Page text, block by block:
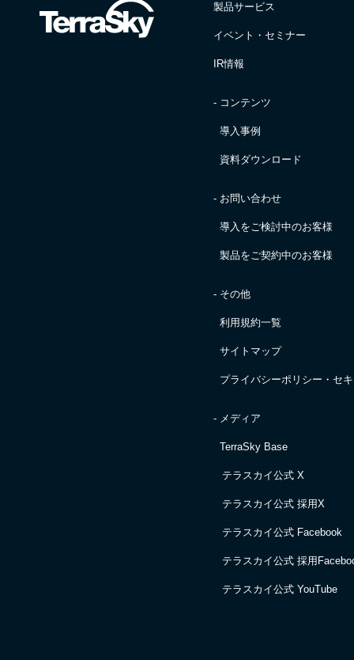
製品サービス
イベント・セミナー
IR情報
- コンテンツ
導入事例
資料ダウンロード
- お問い合わせ
導入をご検討中のお客様
製品をご契約中のお客様
- その他
利用規約一覧
サイトマップ
プライバシーポリシー・ セ
- メディア
TerraSky Base
テラスカイ公式 X
テラスカイ公式 採用X
テラスカイ公式 Facebook
テラスカイ公式 採用
テラスカイ公式 YouTube